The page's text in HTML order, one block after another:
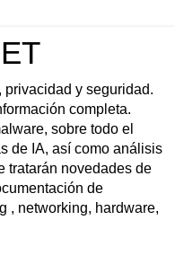
privacidad y seguridad.
completa.
sobre todo el
de IA, así como análisis
tratarán novedades de
de
, networking, hardware,